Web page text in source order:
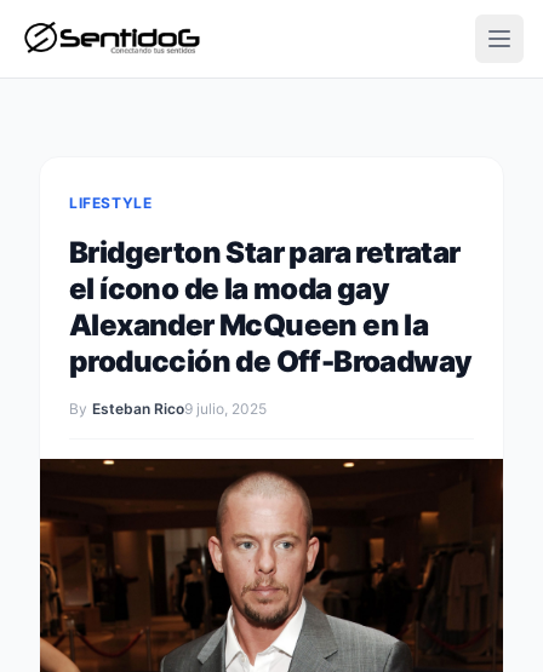
LIFESTYLE
Bridgerton Star para retratar
el ícono de la moda gay
Alexander McQueen en la
producción de Off-Broadway
By Esteban Rico9 julio, 2025